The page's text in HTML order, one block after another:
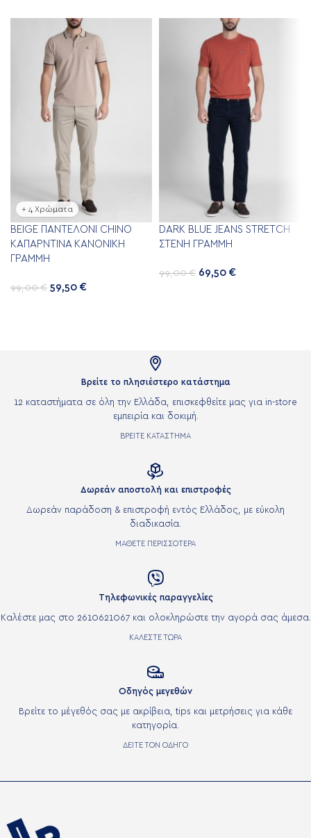
+ 4 Χρώματα
BEIGE ΠΑΝΤΕΛΌΝΙ CHINO
ΚΑΠΑΡΝΤΊΝΑ ΚΑΝΟΝΙΚΉ
ΓΡΑΜΜΉ
99,00€ 59,50 €
DARK BLUE JEANS STRETCH
ΣΤΕΝΉ ΓΡΑΜΜΉ
99,00€ 69,50 €

Βρείτε το πλησιέστερο κατάστημα
12 καταστήματα σε όλη την Ελλάδα, επισκεφθείτε μας για in-store
εμπειρία και δοκιμή.
ΒΡΕΙΤΕ ΚΑΤΑΣΤΗΜΑ

Δωρεάν αποστολή και επιστροφές
Δωρεάν παράδοση & επιστροφή εντός Ελλάδος, με εύκολη
διαδικασία.
ΜΑΘΕΤΕ ΠΕΡΙΣΣΟΤΕΡΑ

Τηλεφωνικές παραγγελίες
Καλέστε μας στο 2610621067 και ολοκληρώστε την αγορά σας άμεσα.
ΚΑΛΕΣΤΕ ΤΩΡΑ

Οδηγός μεγεθών
Βρείτε το μέγεθός σας με ακρίβεια, tips και μετρήσεις για κάθε
κατηγορία.
ΔΕΙΤΕ ΤΟΝ ΟΔΗΓΟ